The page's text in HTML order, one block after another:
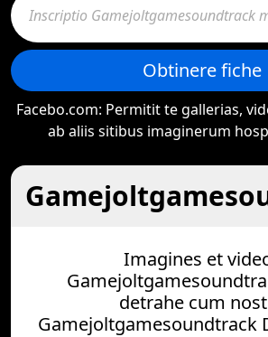
Obtinere fiche
Facebo.com: Permitit te gallerias,
ab aliis sitibus imaginerum
Imagines et
detrahe cum
Gamejoltgamesoundtrack